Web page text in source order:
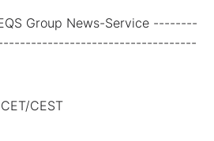
Group News-Service --------
CEST